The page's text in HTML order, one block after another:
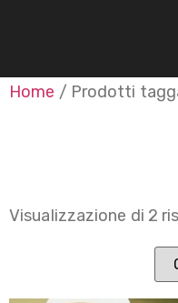
Home / Prodotti
Visualizzazione di 2